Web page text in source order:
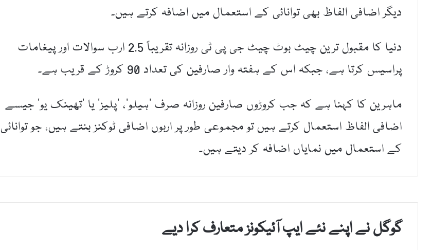
دیگر اضافی الفاظ بھی توانائی کے استعمال میں اضافہ کرتے ہیں۔
دنیا کا مقبول ترین چیٹ بوٹ چیٹ جی پی ٹی روزانہ تقریباً 2.5 ارب سوالات اور پیغامات
پراسیس کرتا ہے، جبکہ اس کے ہفتہ وار صارفین کی تعداد 90 کروڑ کے قریب ہے۔
ماہرین کا کہنا ہے کہ جب کروڑوں صارفین روزانہ صرف ’ہیلو‘، ’پلیز‘ یا ’تھینک یو‘ جیسے
اضافی الفاظ استعمال کرتے ہیں تو مجموعی طور پر اربوں اضافی ٹوکنز بنتے ہیں، جو توانائی
کے استعمال میں نمایاں اضافہ کر دیتے ہیں۔